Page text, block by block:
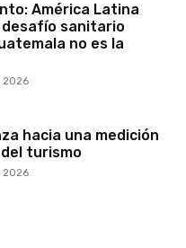
América Latina
sanitario
no es la
2026
hacia una medición
turismo
2026